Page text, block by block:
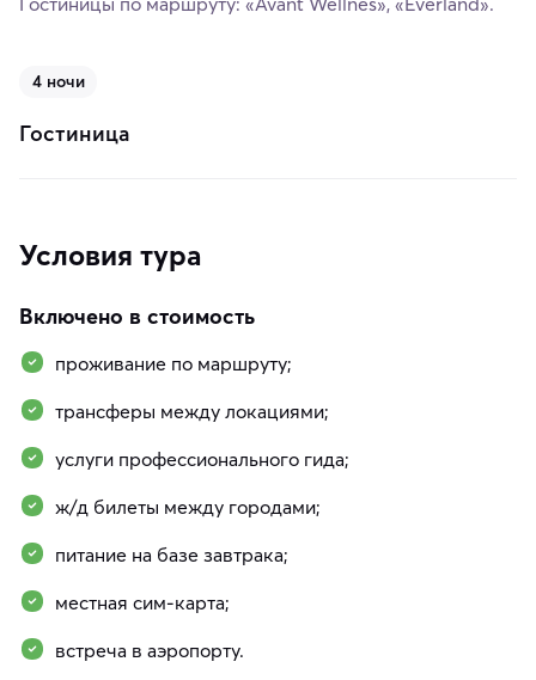
4 ночи
Гостиница
Условия тура
Включено в стоимость
проживание по маршруту;
трансферы между локациями;
услуги профессионального гида;
ж/д билеты между городами;
питание на базе завтрака;
местная сим-карта;
встреча в аэропорту.